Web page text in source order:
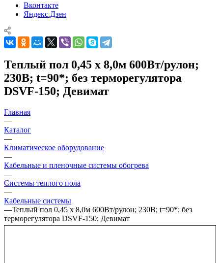
Вконтакте
Яндекс.Дзен
Теплый пол 0,45 х 8,0м 600Вт/рулон;
230В; t=90*; без терморегулятора
DSVF-150; Девимат
Главная
—
Каталог
—
Климатическое оборудование
—
Кабельные и пленочные системы обогрева
—
Системы теплого пола
—
Кабельные системы
—Теплый пол 0,45 х 8,0м 600Вт/рулон; 230В; t=90*; без
терморегулятора DSVF-150; Девимат